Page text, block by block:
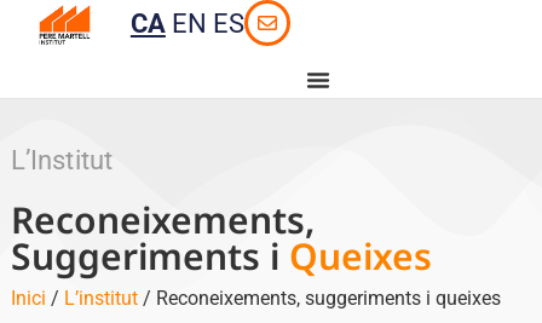
CA EN ES
L’Institut
Reconeixements,
Suggeriments i Queixes
Inici / L’institut/ Reconeixements, suggeriments i queixes